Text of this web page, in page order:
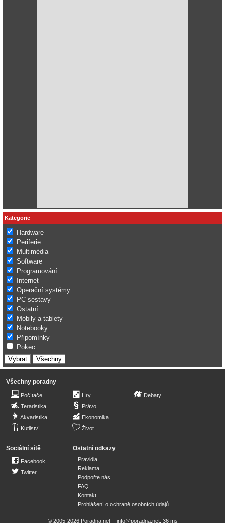
Kategorie
Hardware
Periferie
Multimédia
Software
Programování
Internet
Operační systémy
PC sestavy
Ostatní
Mobily a tablety
Notebooky
Připomínky
Pokec
Všechny poradny
Počítače
Teraristika
Akvaristika
Kutilství
Hry
Právo
Ekonomika
Život
Debaty
Sociální sítě
Facebook
Twitter
Ostatní odkazy
Pravidla
Reklama
Podpořte nás
FAQ
Kontakt
Prohlášení o ochraně osobních údajů
© 2005-2026 Poradna.net – info@poradna.net, 36 ms